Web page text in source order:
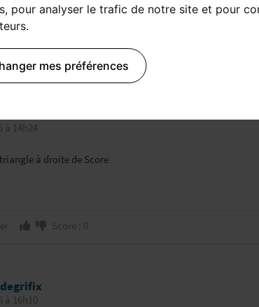
pour analyser le trafic de notre site et pour
mes préférences
Score : 0
à 14h24
à droite de Score
Score : 0
à 16h10